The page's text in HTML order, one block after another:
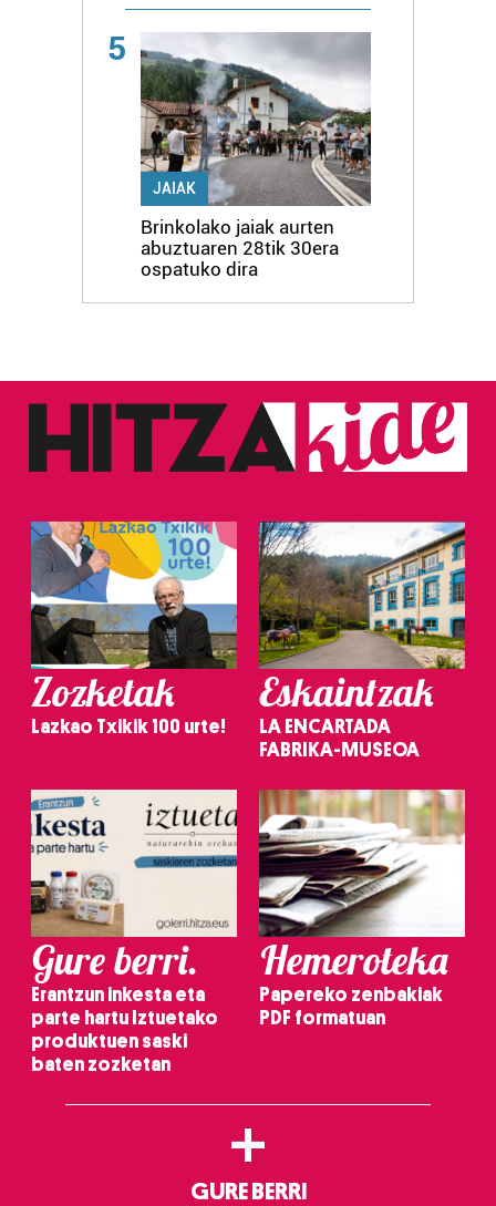
5
JAIAK
Brinkolako jaiak aurten
abuztuaren 28tik 30era
ospatuko dira
Zozketak
Lazkao Txikik 100 urte!
Eskaintzak
LA ENCARTADA
FABRIKA-MUSEOA
Gure berri.
Erantzun inkesta eta
parte hartu Iztuetako
produktuen saski
baten zozketan
Hemeroteka
Papereko zenbakiak
PDF formatuan
+
GURE BERRI